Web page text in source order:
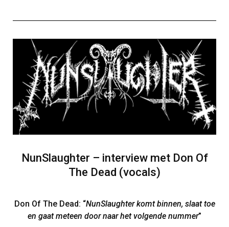
NunSlaughter – interview met Don Of
The Dead (vocals)
Don Of The Dead: “NunSlaughter komt binnen, slaat toe
en gaat meteen door naar het volgende nummer”